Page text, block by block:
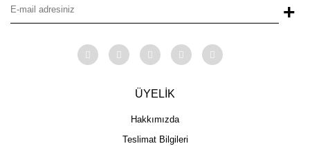
+
ÜYELİK
Hakkımızda
Teslimat Bilgileri